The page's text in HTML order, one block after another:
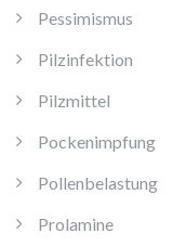
Pessimismus
Pilzinfektion
Pilzmittel
Pockenimpfung
Pollenbelastung
Prolamine